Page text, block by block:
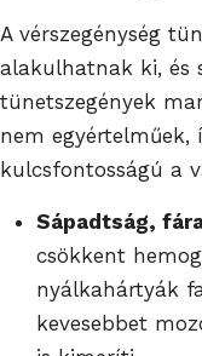
A vérszegénység
alakulhatnak ki, és
tünetszegények
nem egyértelműek,
kulcsfontosságú a
Sápadtság,
csökkent
nyálkahártyák
kevesebbet